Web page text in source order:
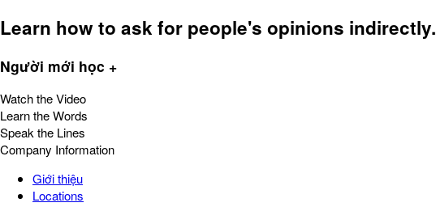
Learn how to ask for people's opinions indirectly.
Người mới học +
Watch the Video
Learn the Words
Speak the Lines
Company Information
Giới thiệu
Locations